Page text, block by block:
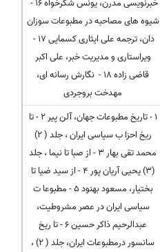
خبرنویسی مدرن، یونس شکرخواه 16 -
شیوه های مصاحبه در مطبوعات سوزان
دان، ترجمه علی ایثاری کسمایی 17 -
ویراستاری و مدیریت خبر، علی اکبر
قاضی زاده 18 - نگارش رسانه ای،
مهدخت بروجردی
1 - تاریخ مطبوعات جهان، آلن پیر 2 - تا
ریخ احزا ب سیاسی ایران ، جلد ( 2)
محمد تقی بهار 3 - از صبا تا نیما ، جلد
(3) یحیی آریان پور 4 - از سید ضیا تا
بختیار، مسعود بهنود 5 - مطبوعا ت
سیاسی ایران در عصر مشروطیت،
عبدالرحیم ذاکر حسین 6 - تا ریخ
سانسور درمطبوعات ایران، جلد ( 2) ،